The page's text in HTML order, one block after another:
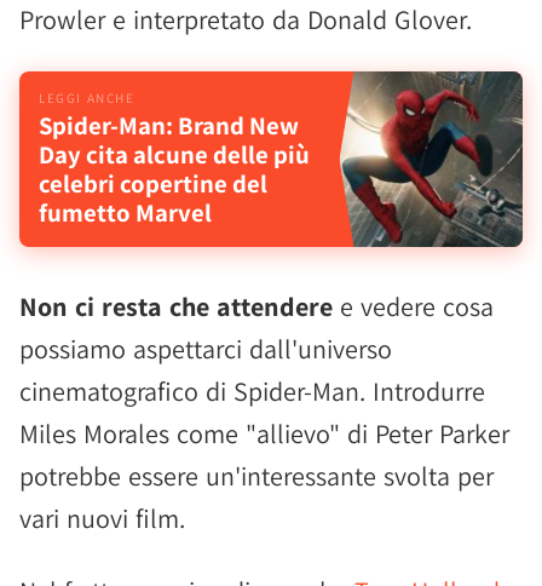
Prowler e interpretato da Donald Glover.
Spider-Man: Brand New
Day cita alcune delle più
celebri copertine del
fumetto Marvel
Non ci resta che attendere e vedere cosa
possiamo aspettarci dall'universo
cinematografico di Spider-Man. Introdurre
Miles Morales come "allievo" di Peter Parker
potrebbe essere un'interessante svolta per
vari nuovi film.